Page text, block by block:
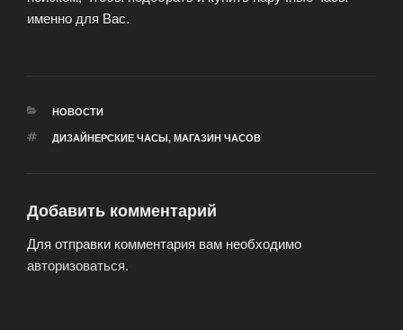
именно для Вас.
РУБРИКИ
НОВОСТИ
МЕТКИ
ДИЗАЙНЕРСКИЕ ЧАСЫ, МАГАЗИН ЧАСОВ
Добавить комментарий
Для отправки комментария вам необходимо
авторизоваться.